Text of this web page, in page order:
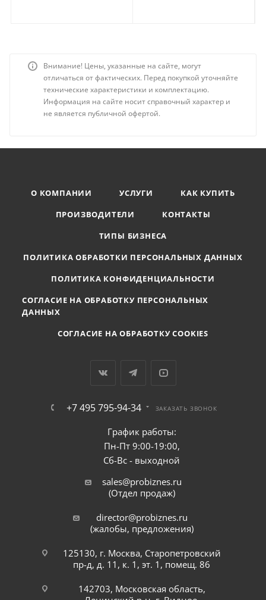
Внимание! Цены, указанные на сайте, могут
отличаться от фактических. Перед покупкой уточняйте
технические характеристики и комплектацию.
Информация на сайте носит справочный характер и
не является публичной офертой.
О КОМПАНИИ УСЛУГИ
КАК КУПИТЬ
ПРОИЗВОДИТЕЛИ
КОНТАКТЫ
ТИПЫ БИЗНЕСА
ПОЛИТИКА ОБРАБОТКИ ПЕРСОНАЛЬНЫХ ДАННЫХ
ПОЛИТИКА КОНФИДЕНЦИАЛЬНОСТИ
СОГЛАСИЕ НА ОБРАБОТКУ ПЕРСОНАЛЬНЫХ
ДАННЫХ
СОГЛАСИЕ НА ОБРАБОТКУ COOKIES
+7 495 795-94-34 ЗАКАЗАТЬ ЗВОНОК
График работы:
Пн-Пт 9:00-19:00,
Сб-Вс - выходной
sales@probiznes.ru
(Отдел продаж)
director@probiznes.ru
(жалобы, предложения)
125130, г. Москва, Старопетровский
пр-д, д. 11, к. 1, эт. 1, помещ. 86
142703, Московская область,